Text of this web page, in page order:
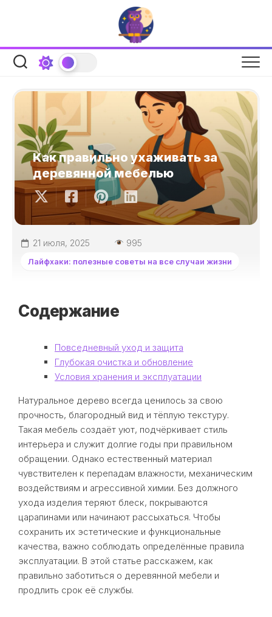
Как правильно ухаживать за
деревянной мебелью
21 июля, 2025 995
Лайфхаки: полезные советы на все случаи жизни
Содержание
Повседневный уход и защита
Глубокая очистка и обновление
Условия хранения и эксплуатации
Натуральное дерево всегда ценилось за свою
прочность, благородный вид и тёплую текстуру.
Такая мебель создаёт уют, подчёркивает стиль
интерьера и служит долгие годы при правильном
обращении. Однако естественный материал
чувствителен к перепадам влажности, механическим
воздействиям и агрессивной химии. Без должного
ухода изделия теряют блеск, покрываются
царапинами или начинают рассыхаться. Чтобы
сохранить их эстетические и функциональные
качества, важно соблюдать определённые правила
эксплуатации. В этой статье расскажем, как
правильно заботиться о деревянной мебели и
продлить срок её службы.